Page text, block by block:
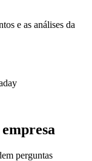
e as análises da
perguntas